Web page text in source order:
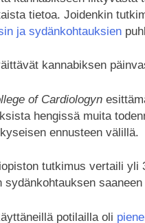
tietoa. Joidenkin
ja sydänkohtauksien
kannabiksen
of Cardiologyn
hengissä muita
ennusteen välillä.
tutkimus vertaili yli
sydänkohtauksen
potilailla oli